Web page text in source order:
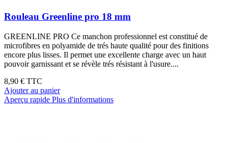
Rouleau Greenline pro 18 mm
GREENLINE PRO Ce manchon professionnel est constitué de
microfibres en polyamide de trés haute qualité pour des finitions
encore plus lisses. Il permet une excellente charge avec un haut
pouvoir garnissant et se révèle trés résistant à l'usure....
8,90 € TTC
Ajouter au panier
Aperçu rapide Plus d'informations